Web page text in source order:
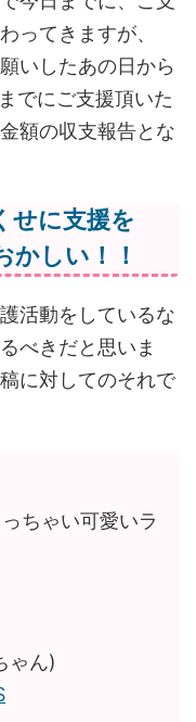
ってきますが、
いしたあの日から
でにご支援頂いた
額の収支報告とな
せに支援を
かしい！！
活動をしているな
べきだと思いま
に対してのそれで
ちゃい可愛いラ
ゃん)